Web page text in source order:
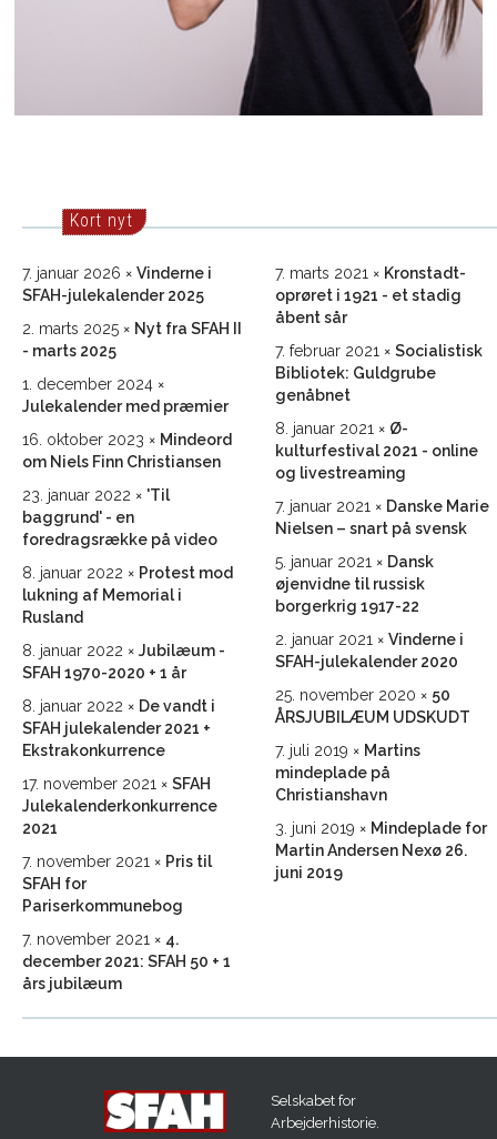
Kort nyt
7. januar 2026
Vinderne i
SFAH-julekalender 2025
2. marts 2025
Nyt fra SFAH II
- marts 2025
1. december 2024
Julekalender med præmier
16. oktober 2023
Mindeord
om Niels Finn Christiansen
23. januar 2022
'Til
baggrund' - en
foredragsrække på video
8. januar 2022
Protest mod
lukning af Memorial i
Rusland
8. januar 2022
Jubilæum -
SFAH 1970-2020 + 1 år
8. januar 2022
De vandt i
SFAH julekalender 2021 +
Ekstrakonkurrence
17. november 2021
SFAH
Julekalenderkonkurrence
2021
7. november 2021
Pris til
SFAH for
Pariserkommunebog
7. november 2021
4.
december 2021: SFAH 50 + 1
års jubilæum
7. marts 2021
Kronstadt-
oprøret i 1921 - et stadig
åbent sår
7. februar 2021
Socialistisk
Bibliotek: Guldgrube
genåbnet
8. januar 2021
Ø-
kulturfestival 2021 - online
og livestreaming
7. januar 2021
Danske Marie
Nielsen – snart på svensk
5. januar 2021
Dansk
øjenvidne til russisk
borgerkrig 1917-22
2. januar 2021
Vinderne i
SFAH-julekalender 2020
25. november 2020
50
ÅRSJUBILÆUM UDSKUDT
7. juli 2019
Martins
mindeplade på
Christianshavn
3. juni 2019
Mindeplade for
Martin Andersen Nexø 26.
juni 2019
Selskabet for
Arbejderhistorie.